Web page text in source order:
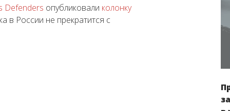
Defenders опубликовали колонку
в России не прекратится с